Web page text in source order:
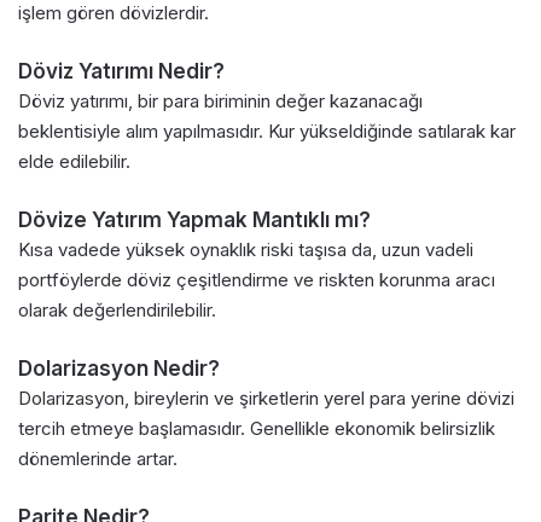
işlem gören dövizlerdir.
Döviz Yatırımı Nedir?
Döviz yatırımı, bir para biriminin değer kazanacağı
beklentisiyle alım yapılmasıdır. Kur yükseldiğinde satılarak kar
elde edilebilir.
Dövize Yatırım Yapmak Mantıklı mı?
Kısa vadede yüksek oynaklık riski taşısa da, uzun vadeli
portföylerde döviz çeşitlendirme ve riskten korunma aracı
olarak değerlendirilebilir.
Dolarizasyon Nedir?
Dolarizasyon, bireylerin ve şirketlerin yerel para yerine dövizi
tercih etmeye başlamasıdır. Genellikle ekonomik belirsizlik
dönemlerinde artar.